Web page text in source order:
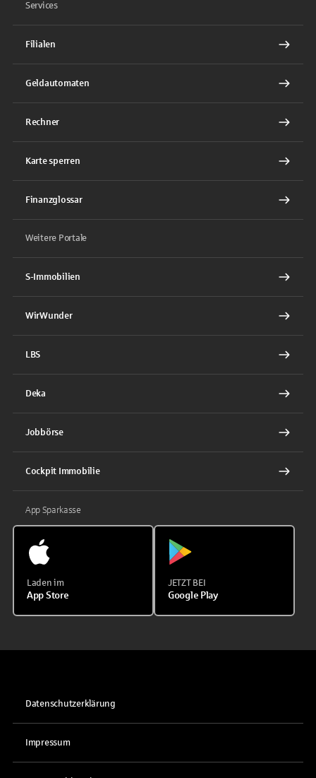
Services
Filialen
Geldautomaten
Rechner
Karte sperren
Finanzglossar
Weitere Portale
S-Immobilien
WirWunder
LBS
Deka
Jobbörse
Cockpit Immobilie
App Sparkasse
Laden im
App Store
JETZT BEI
Google Play
Datenschutzerklärung
Impressum